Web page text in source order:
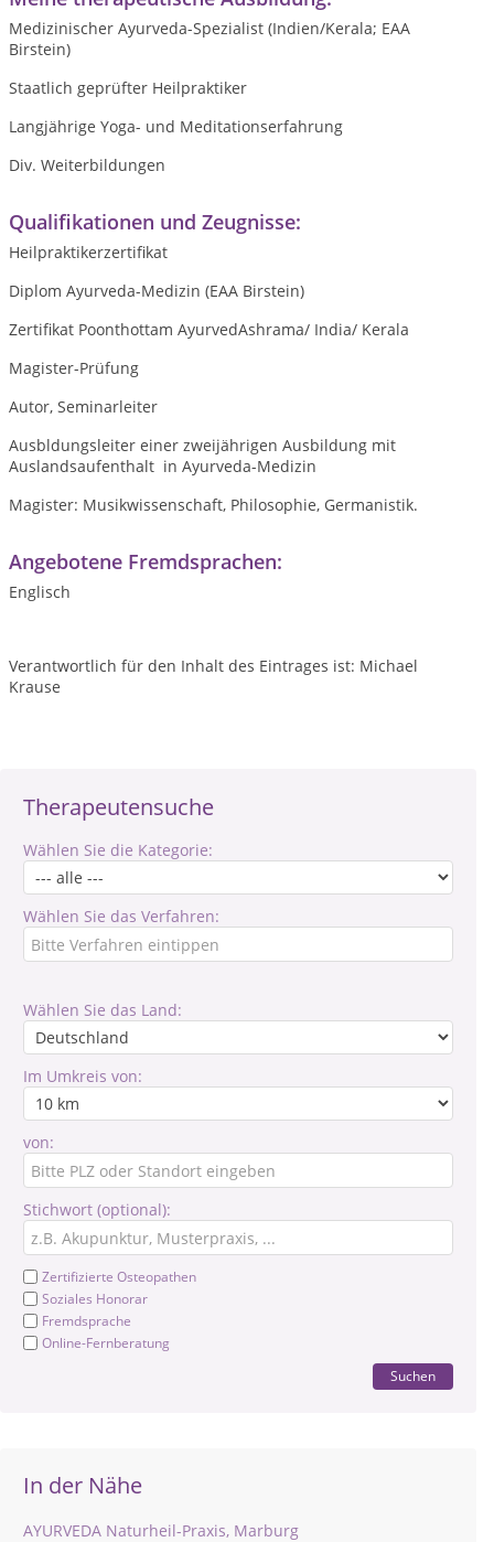
Therapeutensuche
Wählen Sie die Kategorie:
Wählen Sie das Verfahren:
Wählen Sie das Land:
Im Umkreis von:
von:
Stichwort (optional):
Zertifizierte Osteopathen
Soziales Honorar
Fremdsprache
Online-Fernberatung
Suchen
In der Nähe
AYURVEDA Naturheil-Praxis, Marburg
Medizinischer Ayurveda-Spezialist (Indien/Kerala; EAA
Birstein)
Staatlich geprüfter Heilpraktiker
Langjährige Yoga- und Meditationserfahrung
Div. Weiterbildungen
Qualifikationen und Zeugnisse:
Heilpraktikerzertifikat
Diplom Ayurveda-Medizin (EAA Birstein)
Zertifikat Poonthottam AyurvedAshrama/ India/ Kerala
Magister-Prüfung
Autor, Seminarleiter
Ausbldungsleiter einer zweijährigen Ausbildung mit
Auslandsaufenthalt in Ayurveda-Medizin
Magister: Musikwissenschaft, Philosophie, Germanistik.
Angebotene Fremdsprachen:
Englisch
Verantwortlich für den Inhalt des Eintrages ist: Michael
Krause